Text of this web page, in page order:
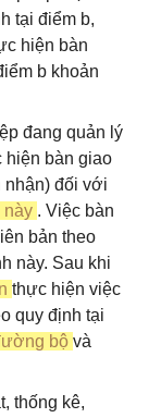
tại điểm b,
hiện bàn
b khoản
đang quản lý
hiện bàn giao
nhận) đối với
này . Việc bàn
bản theo
này. Sau khi
thực hiện việc
quy định tại
bộ và
thống kê,